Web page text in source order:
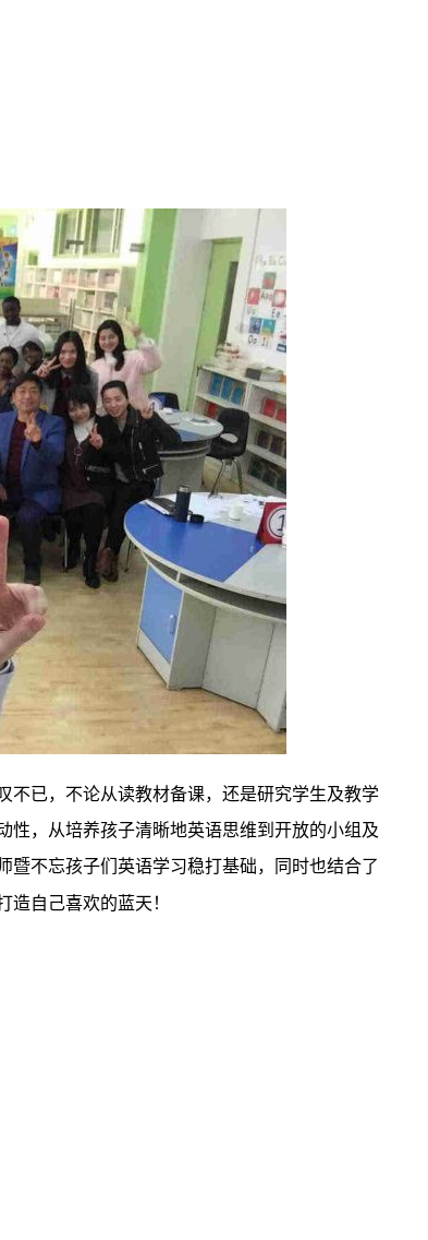
已，不论从读教材备课，还是研究学生及教学
性，从培养孩子清晰地英语思维到开放的小组及
暨不忘孩子们英语学习稳打基础，同时也结合了
自己喜欢的蓝天！